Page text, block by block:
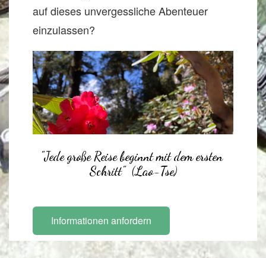
auf dieses unvergessliche Abenteuer
einzulassen?
"Jede große Reise beginnt mit dem ersten
Schritt"  (Lao-Tse)
Informationen anfordern